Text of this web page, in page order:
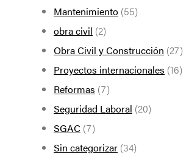
Mantenimiento (55)
obra civil (2)
Obra Civil y Construcción (27)
Proyectos internacionales (16)
Reformas (7)
Seguridad Laboral (20)
SGAC (7)
Sin categorizar (34)